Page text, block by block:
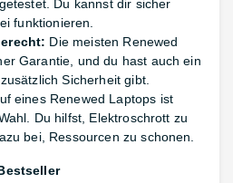
Du kannst dir sicher
funktionieren.
Die meisten Renewed
Garantie, und du hast auch ein
Sicherheit gibt.
eines Renewed Laptops ist
Du hilfst, Elektroschrott zu
bei, Ressourcen zu schonen.